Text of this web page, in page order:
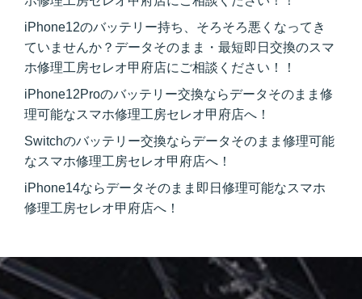
iPhone12のバッテリー持ち、そろそろ悪くなってき
ていませんか？データそのまま・最短即日交換のスマ
ホ修理工房セレオ甲府店にご相談ください！！
iPhone12Proのバッテリー交換ならデータそのまま修
理可能なスマホ修理工房セレオ甲府店へ！
Switchのバッテリー交換ならデータそのまま修理可能
なスマホ修理工房セレオ甲府店へ！
iPhone14ならデータそのまま即日修理可能なスマホ
修理工房セレオ甲府店へ！